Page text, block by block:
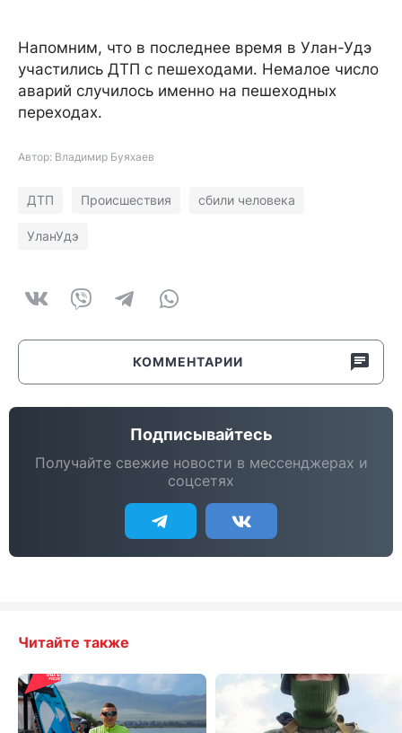
Напомним, что в последнее время в Улан-Удэ
участились ДТП с пешеходами. Немалое число
аварий случилось именно на пешеходных
переходах.
Автор: Владимир Буяхаев
ДТП Происшествия сбили человека
УланУдэ
КОММЕНТАРИИ
Подписывайтесь
Получайте свежие новости в мессенджерах и
соцсетях
Читайте также